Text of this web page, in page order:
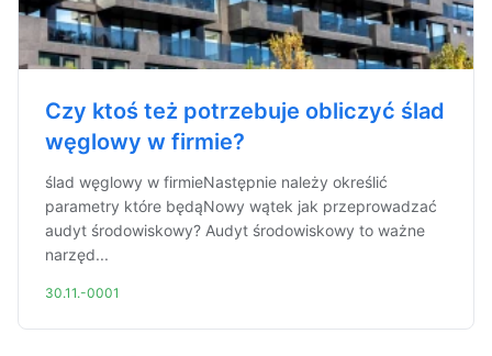
Czy ktoś też potrzebuje obliczyć ślad
węglowy w firmie?
ślad węglowy w firmieNastępnie należy określić
parametry które będąNowy wątek jak przeprowadzać
audyt środowiskowy? Audyt środowiskowy to ważne
narzęd...
30.11.-0001